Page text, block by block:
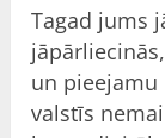
Tagad jums
un pieejamu
valstīs